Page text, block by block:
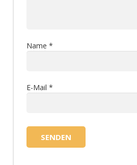
Name *
E-Mail *